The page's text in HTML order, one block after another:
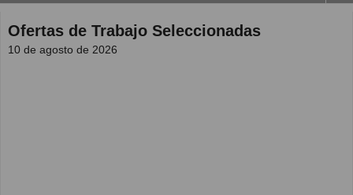
Ofertas de Trabajo Seleccionadas
10 de agosto de 2026